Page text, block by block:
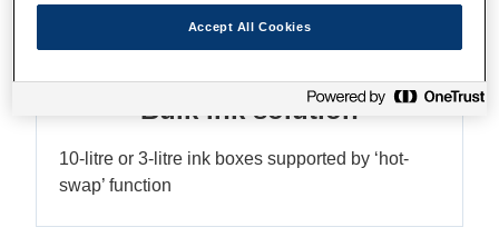
Функції
Bulk ink solution
10-litre or 3-litre ink boxes supported by ‘hot-
swap’ function
Accept All Cookies